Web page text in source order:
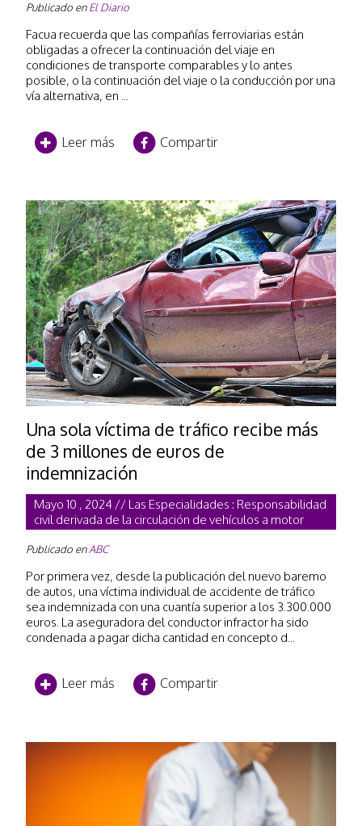
Publicado enEl Diario
Facua recuerda que las compañías ferroviarias están
obligadas a ofrecer la continuación del viaje en
condiciones de transporte comparables y lo antes
posible, o la continuación del viaje o la conducción por una
vía alternativa, en ...
Leer más Compartir
Una sola ví­ctima de tráfico recibe más
de 3 millones de euros de
indemnización
Mayo 10 , 2024 // Las Especialidades : Responsabilidad
civil derivada de la circulación de vehículos a motor
Publicado enABC
Por primera vez, desde la publicación del nuevo baremo
de autos, una víctima individual de accidente de tráfico
sea indemnizada con una cuantía superior a los 3.300.000
euros. La aseguradora del conductor infractor ha sido
condenada a pagar dicha cantidad en concepto d...
Leer más Compartir